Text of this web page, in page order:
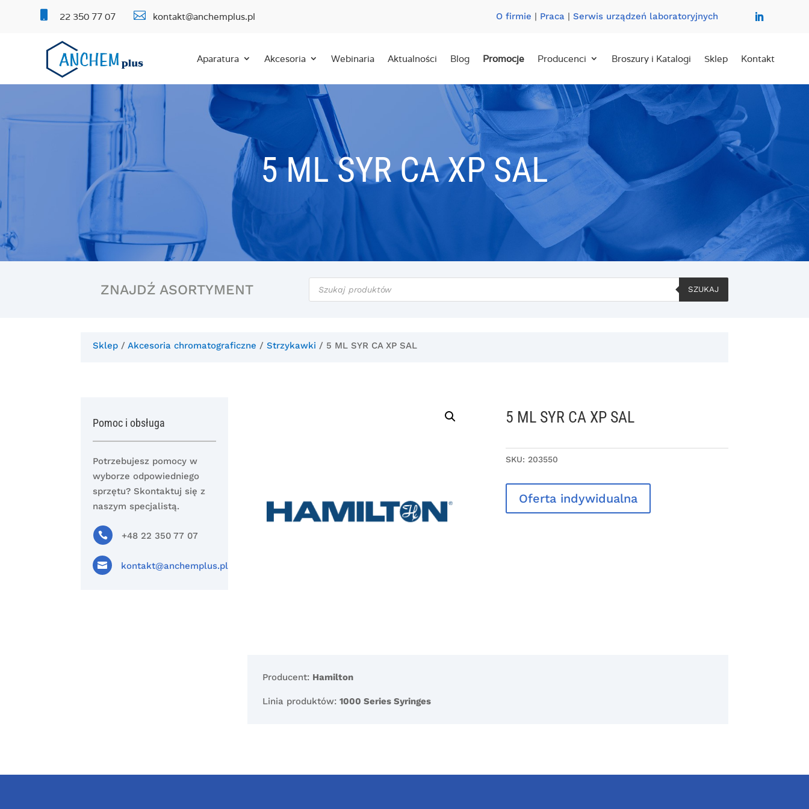
22 350 77 07  kontakt@anchemplus.pl O firmie | Praca| Serwis urządzeń laboratoryjnych
Aparatura Akcesoria Webinaria Aktualności Blog Promocje Producenci Broszury i Katalogi Sklep Kontakt
5 ML SYR CA XP SAL
ZNAJDŹ ASORTYMENT
Wyszukiwarka
produktów
SZUKAJ
Sklep /Akcesoria chromatograficzne /Strzykawki / 5 ML SYR CA XP SAL
Pomoc i obsługa
Potrzebujesz pomocy w
wyborze odpowiedniego
sprzętu? Skontaktuj się z
naszym specjalistą.
 +48 22 350 77 07
 kontakt@anchemplus.pl
5 ML SYR CA XP SAL
SKU: 203550
Oferta indywidualna
Producent: Hamilton
Linia produktów:1000 Series Syringes